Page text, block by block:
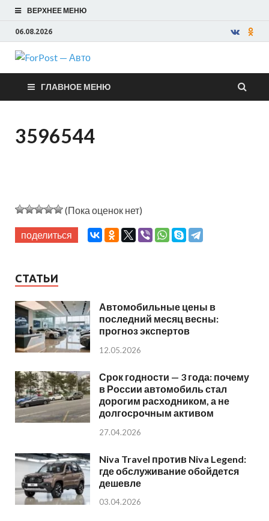
ВЕРХНЕЕ МЕНЮ
06.08.2026
ForPost —
Авто
ГЛАВНОЕ МЕНЮ
3596544
(Пока оценок нет)
поделиться
СТАТЬИ
Автомобильные цены в
последний месяц весны:
прогноз экспертов
12.05.2026
Срок годности — 3 года: почему
в России автомобиль стал
дорогим расходником, а не
долгосрочным активом
27.04.2026
Niva Travel против Niva Legend:
где обслуживание обойдется
дешевле
03.04.2026